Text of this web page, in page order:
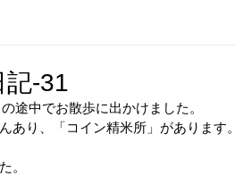
記-31
途中でお散歩に出かけました。
あり、「コイン精米所」があります。
。